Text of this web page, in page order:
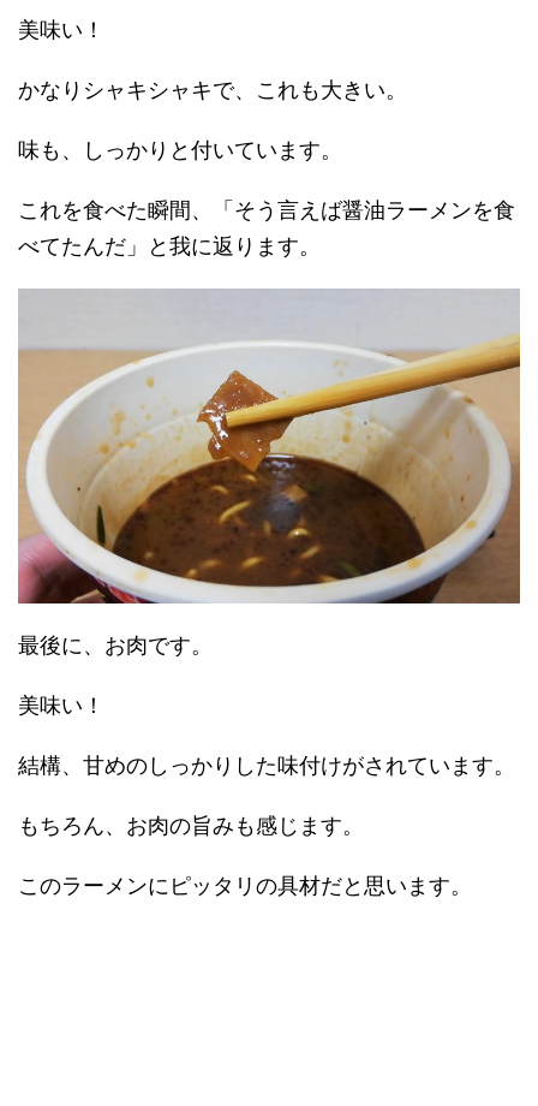
美味い！
かなりシャキシャキで、これも大きい。
味も、しっかりと付いています。
これを食べた瞬間、「そう言えば醤油ラーメンを食
べてたんだ」と我に返ります。
最後に、お肉です。
美味い！
結構、甘めのしっかりした味付けがされています。
もちろん、お肉の旨みも感じます。
このラーメンにピッタリの具材だと思います。